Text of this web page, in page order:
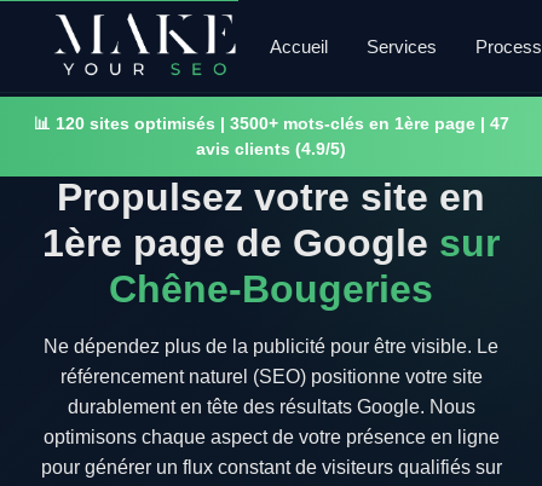
Accueil Services
📊 120 sites optimisés | 3500+ mots-clés en 1ère page | 47
avis clients (4.9/5)
Propulsez votre site en
1ère page de Google sur
Chêne-Bougeries
Ne dépendez plus de la publicité pour être visible. Le
référencement naturel (SEO) positionne votre site
durablement en tête des résultats Google. Nous
optimisons chaque aspect de votre présence en ligne
pour générer un flux constant de visiteurs qualifiés sur